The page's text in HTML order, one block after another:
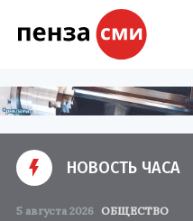
НОВОСТЬ ЧАСА
5 августа 2026 ОБЩЕСТВО